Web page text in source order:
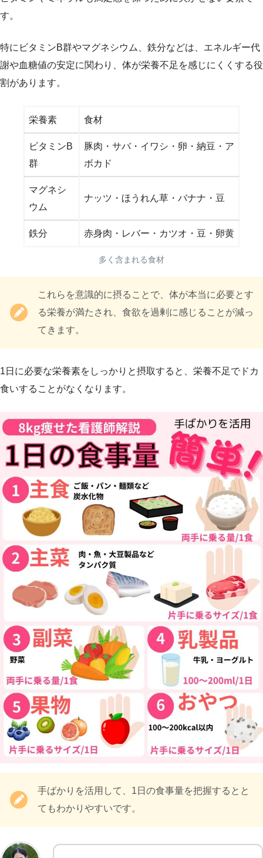
す。
特にビタミンB群やマグネシウム、鉄分などは、エネルギー代
謝や血糖値の安定に関わり、体が栄養不足を感じにくくする役
割があります。
栄養素 食材
ビタミンB
群
豚肉・サバ・イワシ・卵・納豆・ア
ボカド
マグネシ
ウム
ナッツ・ほうれん草・バナナ・豆
鉄分 赤身肉・レバー・カツオ・豆・卵黄
多く含まれる食材
これらを意識的に摂ることで、体が本当に必要とす
る栄養が満たされ、食欲を過剰に感じることが減っ
てきます。
1日に必要な栄養素をしっかりと摂取すると、栄養不足でドカ
食いすることがなくなります。
手ばかりを活用して、1日の食事量を把握するとと
てもわかりやすいです。